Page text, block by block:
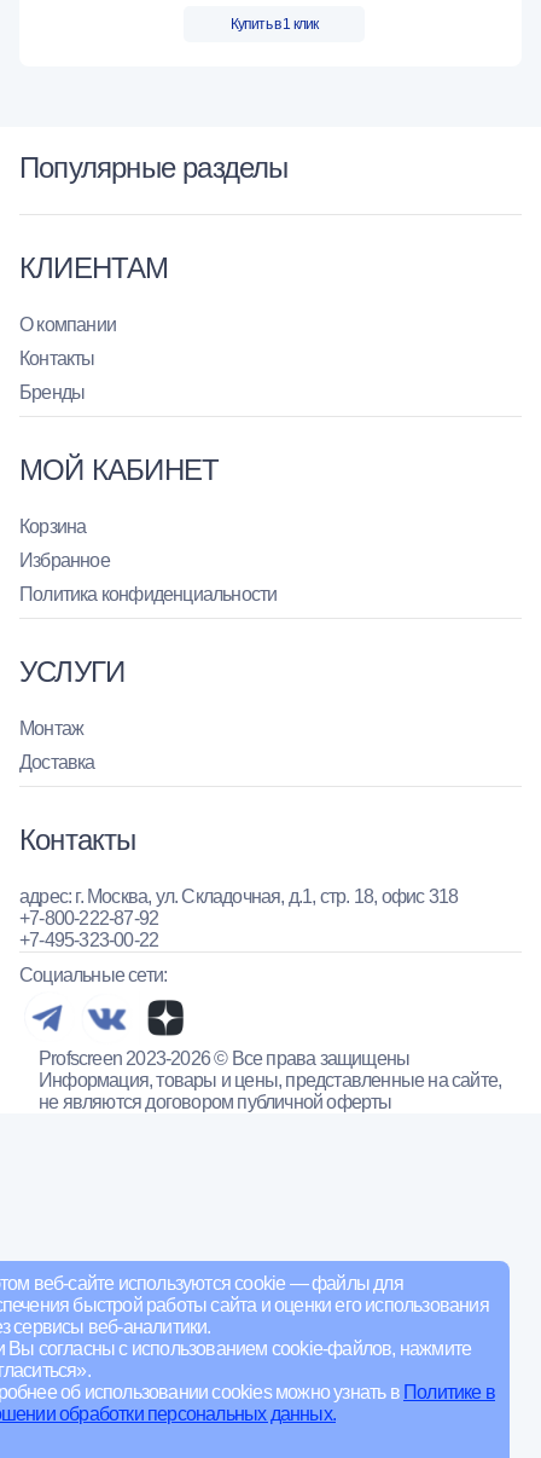
веб-сайте используются cookie — файлы для
быстрой работы сайта и оценки его использования
сервисы веб-аналитики.
Вы согласны с использованием cookie-файлов, нажмите
об использовании cookies можно узнать в Политике в
обработки персональных данных.
Купить в 1 клик
Популярные разделы
КЛИЕНТАМ
О компании
Контакты
Бренды
МОЙ КАБИНЕТ
Корзина
Избранное
Политика конфиденциальности
УСЛУГИ
Монтаж
Доставка
Контакты
адрес: г. Москва, ул. Складочная, д.1, стр. 18, офис 318
+7-800-222-87-92
+7-495-323-00-22
Социальные сети:
Profscreen 2023-2026 © Все права защищены
Информация, товары и цены, представленные на сайте,
не являются договором публичной оферты